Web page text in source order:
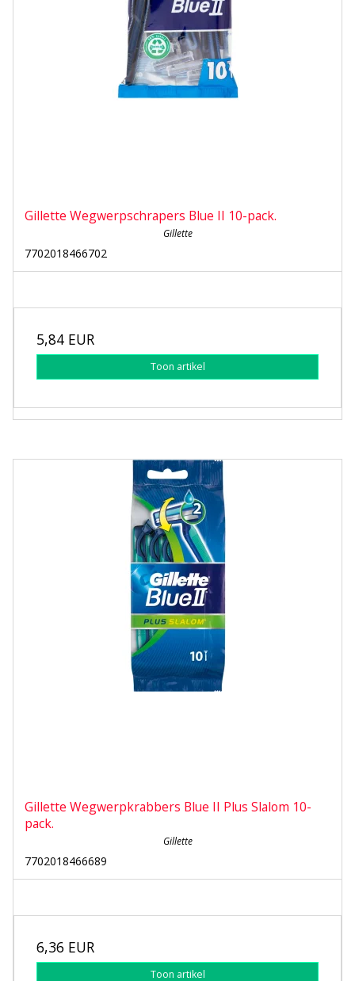
Gillette Wegwerpschrapers Blue II 10-pack.
Gillette
7702018466702
5,84 EUR
Toon artikel
Gillette Wegwerpkrabbers Blue II Plus Slalom 10-
pack.
Gillette
7702018466689
6,36 EUR
Toon artikel